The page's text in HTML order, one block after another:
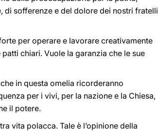
di sofferenze e del dolore dei nostri fratelli
per operare e lavorare creativamente
chiari. Vuole la garanzia che le sue
in questa omelia ricorderanno
per i vivi, per la nazione e la Chiesa,
il potere.
vita polacca. Tale è l’opinione della